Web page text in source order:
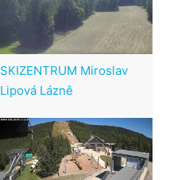
SKIZENTRUM Miroslav
Lipová Lázně